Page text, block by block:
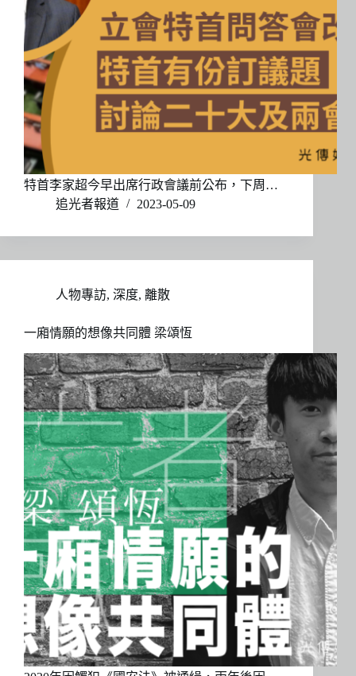
特首李家超今早出席行政會議前公布，下周…
追光者報道
2023-05-09
人物專訪, 深度, 離散
一廂情願的想像共同體 梁頌恆